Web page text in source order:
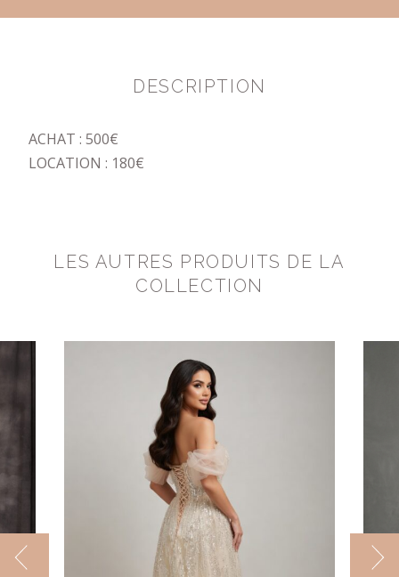
DESCRIPTION
ACHAT : 500€
LOCATION : 180€
LES AUTRES PRODUITS DE LA
COLLECTION